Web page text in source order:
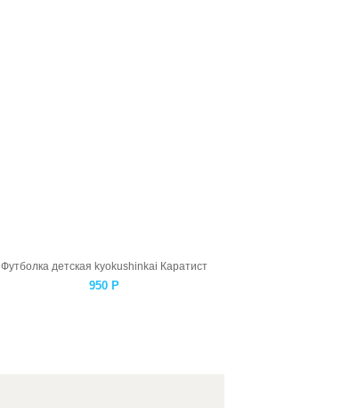
Футболка детская kyokushinkai Каратист
950 Р